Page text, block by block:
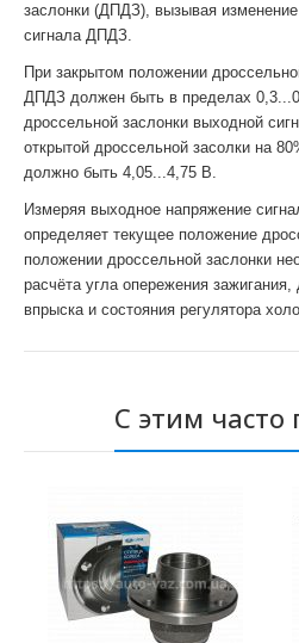
заслонки (ДПДЗ), вызывая
сигнала ДПДЗ.
При закрытом положении
ДПДЗ должен быть в пределах
дроссельной заслонки выходной
открытой дроссельной засолки на
должно быть 4,05...4,75 В.
Измеряя выходное напряжение
определяет текущее положение
положении дроссельной заслонки
расчёта угла опережения
впрыска и состояния регулятора
С этим часто